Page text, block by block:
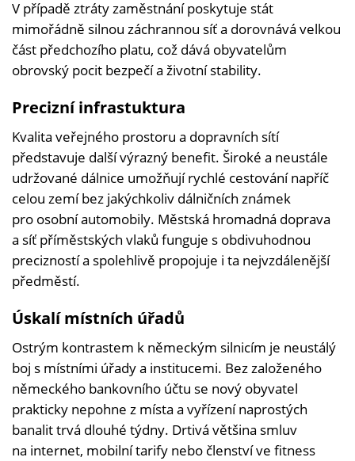
V případě ztráty zaměstnání poskytuje stát
mimořádně silnou záchrannou síť a dorovnává velkou
část předchozího platu, což dává obyvatelům
obrovský pocit bezpečí a životní stability.
Precizní infrastuktura
Kvalita veřejného prostoru a dopravních sítí
představuje další výrazný benefit. Široké a neustále
udržované dálnice umožňují rychlé cestování napříč
celou zemí bez jakýchkoliv dálničních známek
pro osobní automobily. Městská hromadná doprava
a síť příměstských vlaků funguje s obdivuhodnou
precizností a spolehlivě propojuje i ta nejvzdálenější
předměstí.
Úskalí místních úřadů
Ostrým kontrastem k německým silnicím je neustálý
boj s místními úřady a institucemi. Bez založeného
německého bankovního účtu se nový obyvatel
prakticky nepohne z místa a vyřízení naprostých
banalit trvá dlouhé týdny. Drtivá většina smluv
na internet, mobilní tarify nebo členství ve fitness